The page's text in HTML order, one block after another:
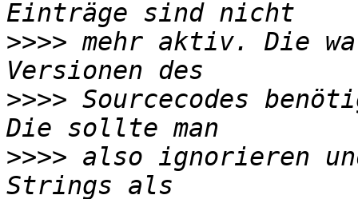
>>>> mehr aktiv. Die
>>>> Sourcecodes
>>>> also ignorieren